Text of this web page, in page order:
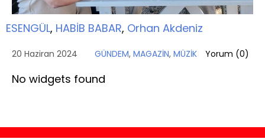
ESENGÜL, HABİB BABAR, Orhan Akdeniz
20 Haziran 2024 GÜNDEM, MAGAZİN, MÜZİK Yorum (0)
No widgets found